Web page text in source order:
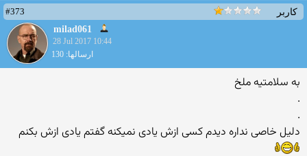
کاربر
#373
milad061
28 Jul 2017 10:44
ارسالها: 130
به سلامتیه ملخ
.
.
دلیل خاصی نداره دیدم کسی ازش یادی نمیکنه گفتم یادی ازش بکنم